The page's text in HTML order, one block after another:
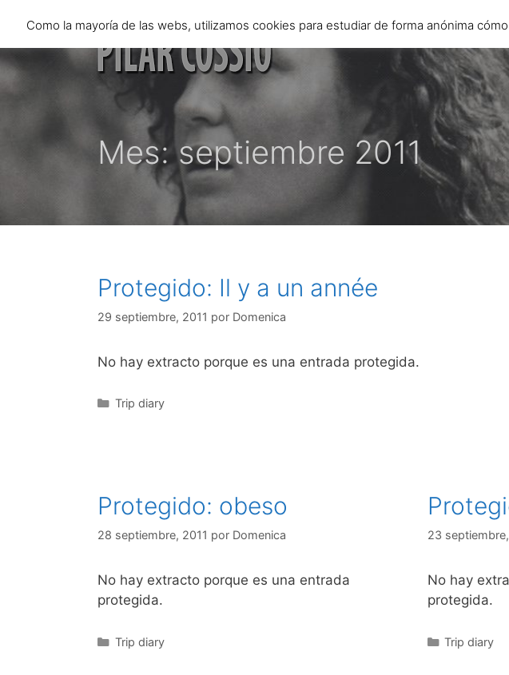
contenido
Mes:septiembre 2011
Protegido: Il y a un année
29 septiembre, 2011 por Domenica
No hay extracto porque es una entrada protegida.
Categorías
Trip diary
Protegido: obeso
28 septiembre, 2011 por Domenica
No hay extracto porque es una entrada
protegida.
Categorías
Trip diary
23
No hay
protegida.
Categorías
Trip diary
Como la mayoría de las webs, utilizamos cookies para estudiar de forma anónima